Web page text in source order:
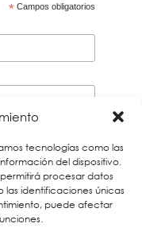
tecnologías como las
del dispositivo.
procesar datos
identificaciones únicas
puede afectar
* Campos obligatorios
a través del
de alta en
búscalo en la
a tus